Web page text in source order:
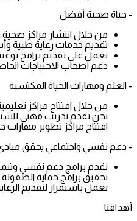
- حياة صحية أفضل
من خلال انتشار مراكز صحية
تقديم خدمات رعاية طبية
نعمل على تقديم برامج
دعم أصحاب الاحتياجات
- العلم ومهارات الحياة المكتسبة
من خلال افتتاح مراكز
نحن نقدم تدريب مهني
افتتاح مراكز تطوير مهارات
- دعم نفسي واجتماعي يحقق مبادئ
نقدم برامج دعم نفسي
تحقيق برامج حماية
نعمل باستمرار لتقديم
أهدافنا